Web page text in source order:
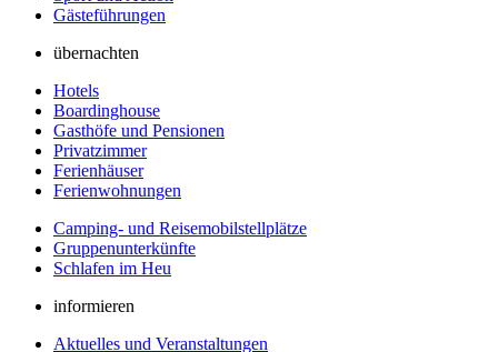
Gästeführungen
übernachten
Hotels
Boardinghouse
Gasthöfe und Pensionen
Privatzimmer
Ferienhäuser
Ferienwohnungen
Camping- und Reisemobilstellplätze
Gruppenunterkünfte
Schlafen im Heu
informieren
Aktuelles und Veranstaltungen